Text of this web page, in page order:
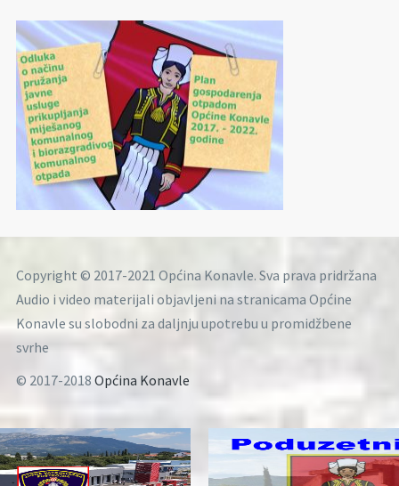
Copyright © 2017-2021 Općina Konavle. Sva prava pridržana
Audio i video materijali objavljeni na stranicama Općine
Konavle su slobodni za daljnju upotrebu u promidžbene
svrhe
© 2017-2018 Općina Konavle